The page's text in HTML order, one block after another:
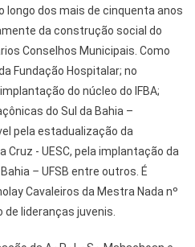
longo dos mais de cinquenta anos
da construção social do
Conselhos Municipais. Como
Fundação Hospitalar; no
do núcleo do IFBA;
do Sul da Bahia –
pela estadualização da
Cruz - UESC, pela implantação da
– UFSB entre outros. É
Cavaleiros da Mestra Nada nº
de lideranças juvenis.